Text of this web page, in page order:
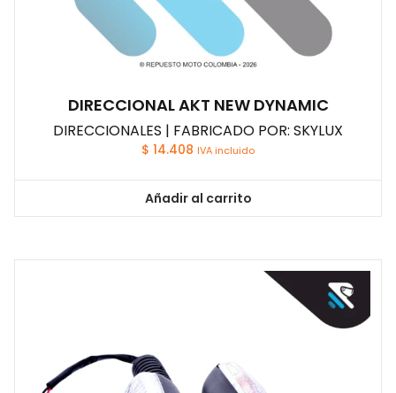
DIRECCIONAL AKT NEW DYNAMIC
DIRECCIONALES | FABRICADO POR: SKYLUX
$ 14.408 IVA incluido
Añadir al carrito